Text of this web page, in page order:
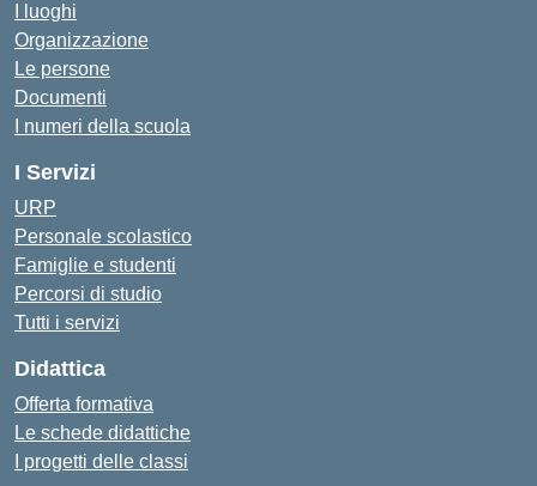
I luoghi
Organizzazione
Le persone
Documenti
I numeri della scuola
I Servizi
URP
Personale scolastico
Famiglie e studenti
Percorsi di studio
Tutti i servizi
Didattica
Offerta formativa
Le schede didattiche
I progetti delle classi